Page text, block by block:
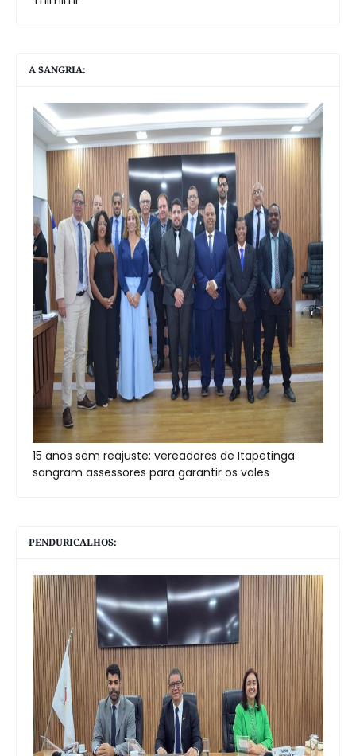
A SANGRIA:
15 anos sem reajuste: vereadores de Itapetinga
sangram assessores para garantir os vales
PENDURICALHOS: